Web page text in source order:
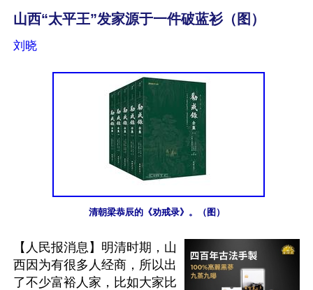
山西“太平王”发家源于一件破蓝衫（图）
刘晓
清朝梁恭辰的《劝戒录》。（图）
【人民报消息】明清时期，山
西因为有很多人经商，所以出
了不少富裕人家，比如大家比